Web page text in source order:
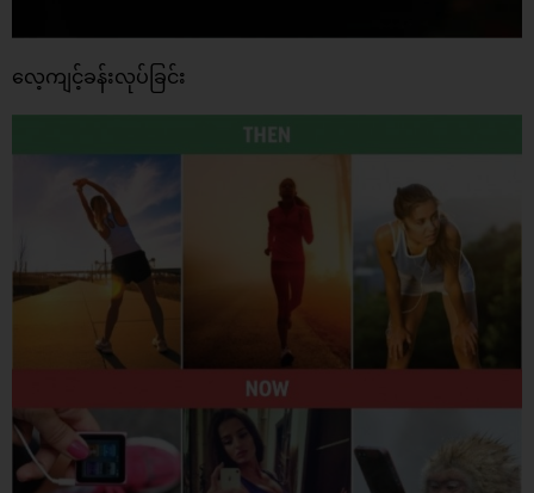
လေ့ကျင့်ခန်းလုပ်ခြင်း